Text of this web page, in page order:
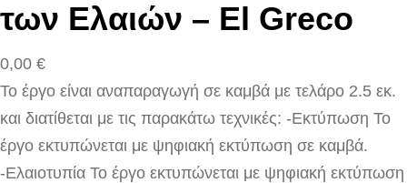
των Ελαιών – El Greco
0,00 €
Το έργο είναι αναπαραγωγή σε καμβά με τελάρο 2.5 εκ.
και διατίθεται με τις παρακάτω τεχνικές: -Εκτύπωση Το
έργο εκτυπώνεται με ψηφιακή εκτύπωση σε καμβά.
-Ελαιοτυπία Το έργο εκτυπώνεται με ψηφιακή εκτύπωση